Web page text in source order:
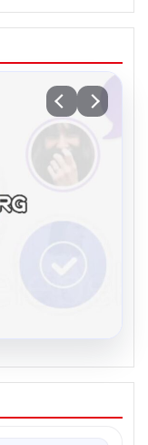
Dijital
Chat